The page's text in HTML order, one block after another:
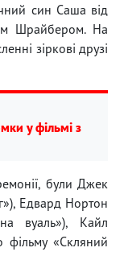
син Саша від
Шрайбером. На
зіркові друзі
у фільмі з
були Джек
Едвард Нортон
вуаль»), Кайл
фільму «Скляний